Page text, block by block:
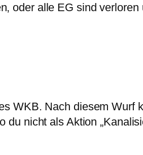
oder alle EG sind
WKB. Nach diesem Wurf
nicht als Aktion